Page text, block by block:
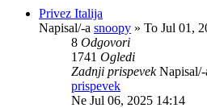
Privez Italija
Napisal/-a snoopy » To Jul 01,
8 Odgovori
1741 Ogledi
Zadnji prispevekNapisal/-
prispevek
Ne Jul 06, 2025 14:14